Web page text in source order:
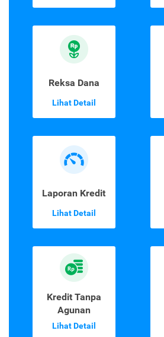
Reksa Dana
Lihat Detail
Laporan Kredit
Lihat Detail
Kredit Tanpa
Agunan
Lihat Detail